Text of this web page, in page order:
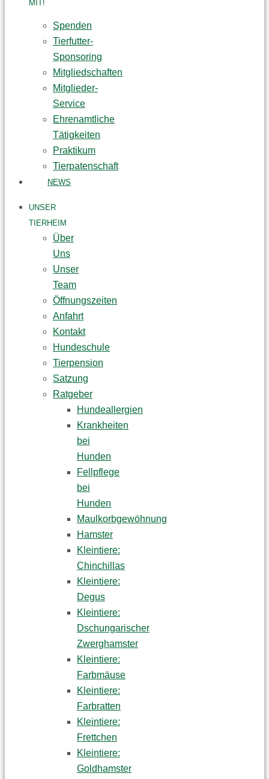
MIT!
Spenden
Tierfutter-
Sponsoring
Mitgliedschaften
Mitglieder-
Service
Ehrenamtliche
Tätigkeiten
Praktikum
Tierpatenschaft
NEWS
UNSER
TIERHEIM
Über
Uns
Unser
Team
Öffnungszeiten
Anfahrt
Kontakt
Hundeschule
Tierpension
Satzung
Ratgeber
Hundeallergien
Krankheiten
bei
Hunden
Fellpflege
bei
Hunden
Maulkorbgewöhnung
Hamster
Kleintiere:
Chinchillas
Kleintiere:
Degus
Kleintiere:
Dschungarischer
Zwerghamster
Kleintiere:
Farbmäuse
Kleintiere:
Farbratten
Kleintiere:
Frettchen
Kleintiere:
Goldhamster